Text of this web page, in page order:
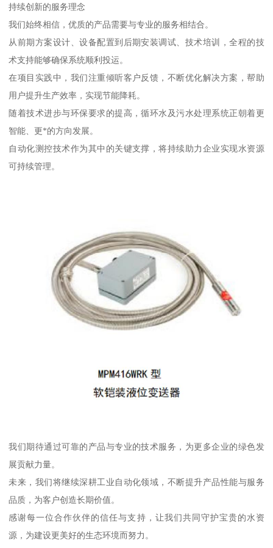
持续创新的服务理念
我们始终相信，优质的产品需要与专业的服务相结合。
从前期方案设计、设备配置到后期安装调试、技术培训，全程的技
术支持能够确保系统顺利投运。
在项目实践中，我们注重倾听客户反馈，不断优化解决方案，帮助
用户提升生产效率，实现节能降耗。
随着技术进步与环保要求的提高，循环水及污水处理系统正朝着更
智能、更*的方向发展。
自动化测控技术作为其中的关键支撑，将持续助力企业实现水资源
可持续管理。
我们期待通过可靠的产品与专业的技术服务，为更多企业的绿色发
展贡献力量。
未来，我们将继续深耕工业自动化领域，不断提升产品性能与服务
品质，为客户创造长期价值。
感谢每一位合作伙伴的信任与支持，让我们共同守护宝贵的水资
源，为建设更美好的生态环境而努力。